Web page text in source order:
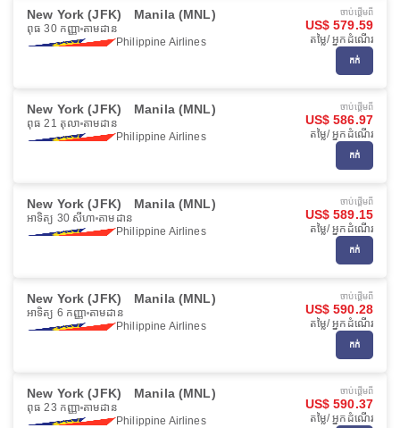
New York (JFK) Manila (MNL)
ពុធ 30 កញ្ញា តាមដាន
Philippine Airlines
ចាប់ផ្ដើមពី
US$ 579.59
តម្លៃ/ អ្នកដំណើរ
កក់
New York (JFK) Manila (MNL)
ពុធ 21 តុលា តាមដាន
Philippine Airlines
ចាប់ផ្ដើមពី
US$ 586.97
តម្លៃ/ អ្នកដំណើរ
កក់
New York (JFK) Manila (MNL)
អាទិត្យ 30 សីហា តាមដាន
Philippine Airlines
ចាប់ផ្ដើមពី
US$ 589.15
តម្លៃ/ អ្នកដំណើរ
កក់
New York (JFK) Manila (MNL)
អាទិត្យ 6 កញ្ញា តាមដាន
Philippine Airlines
ចាប់ផ្ដើមពី
US$ 590.28
តម្លៃ/ អ្នកដំណើរ
កក់
New York (JFK) Manila (MNL)
ពុធ 23 កញ្ញា តាមដាន
Philippine Airlines
ចាប់ផ្ដើមពី
US$ 590.37
តម្លៃ/ អ្នកដំណើរ